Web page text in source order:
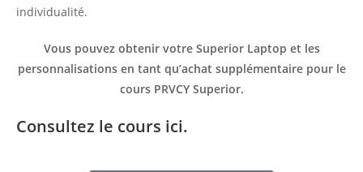
individualité.
Vous pouvez obtenir votre Superior Laptop et les
personnalisations en tant qu’achat supplémentaire pour le
cours PRVCY Superior.
Consultez le cours ici.